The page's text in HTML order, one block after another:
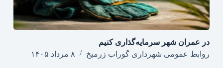
در عمران شهر سرمایه‌گذاری کنیم
روابط عمومی شهرداری گوراب زرمیخ
۸ مرداد ۱۴۰۵